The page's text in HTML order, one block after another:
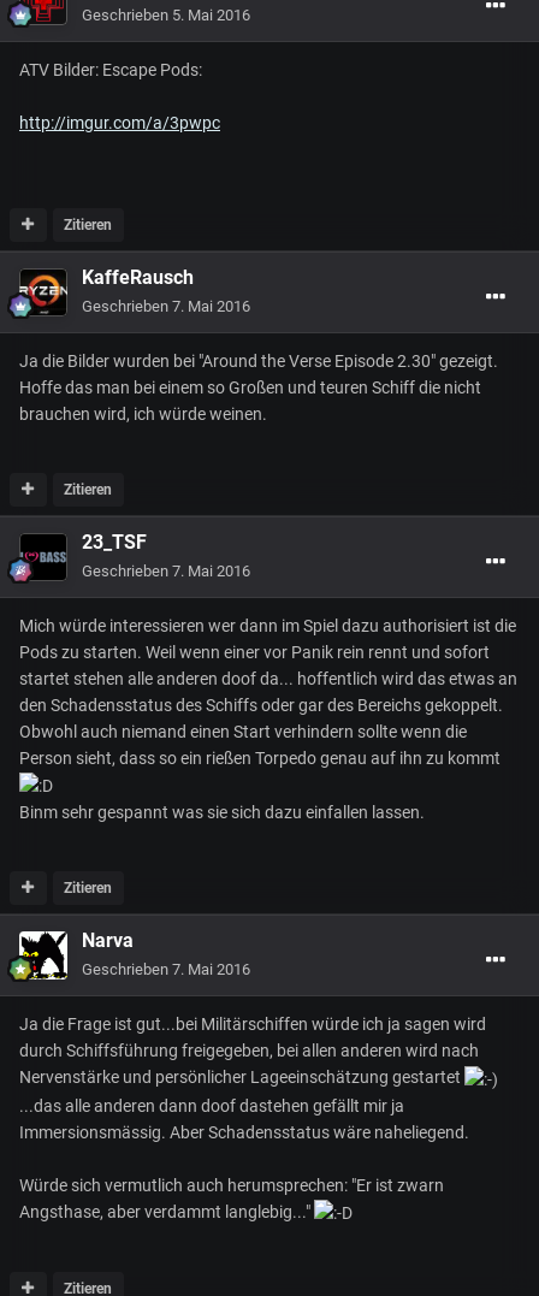
Geschrieben 5. Mai 2016
ATV Bilder: Escape Pods:
http://imgur.com/a/3pwpc
Zitieren
KaffeRausch
Geschrieben 7. Mai 2016
Ja die Bilder wurden bei "Around the Verse Episode 2.30" gezeigt.
Hoffe das man bei einem so Großen und teuren Schiff die nicht
brauchen wird, ich würde weinen.
Zitieren
23_TSF
Geschrieben 7. Mai 2016
Mich würde interessieren wer dann im Spiel dazu authorisiert ist die
Pods zu starten. Weil wenn einer vor Panik rein rennt und sofort
startet stehen alle anderen doof da... hoffentlich wird das etwas an
den Schadensstatus des Schiffs oder gar des Bereichs gekoppelt.
Obwohl auch niemand einen Start verhindern sollte wenn die
Person sieht, dass so ein rießen Torpedo genau auf ihn zu kommt
Binm sehr gespannt was sie sich dazu einfallen lassen.
Zitieren
Narva
Geschrieben 7. Mai 2016
Ja die Frage ist gut...bei Militärschiffen würde ich ja sagen wird
durch Schiffsführung freigegeben, bei allen anderen wird nach
Nervenstärke und persönlicher Lageeinschätzung gestartet
...das alle anderen dann doof dastehen gefällt mir ja
Immersionsmässig. Aber Schadensstatus wäre naheliegend.
Würde sich vermutlich auch herumsprechen: "Er ist zwarn
Angsthase, aber verdammt langlebig..."
Zitieren